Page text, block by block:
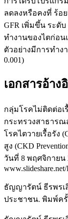
ลดลงหรือคงที่ ร้อ
GFR เพิ่มขึ้น ระดับ
ทำงานของไตก่อน
ตัวอย่างมีการทําง
0.001)
เอกสารอ้าง
กลุ่มโรคไม่ติดต่อ
กระทรวงสาธารณ
โรคไตวายเรื้อรัง
สูง (CKD
วันที่ 8 พฤศจิกายน
ธัญญารัตน์ ธีรพรเ
ประชาชน. พิมพ์ครั้